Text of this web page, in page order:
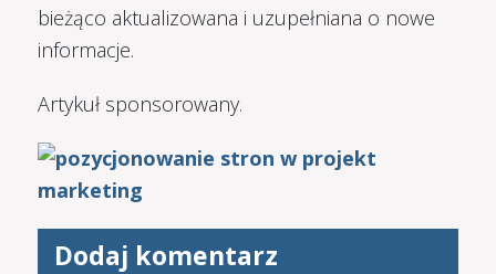
bieżąco aktualizowana i uzupełniana o nowe
informacje.
Artykuł sponsorowany.
Dodaj komentarz